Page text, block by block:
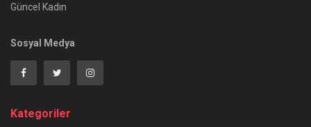
Güncel Kadın
Sosyal Medya
Kategoriler